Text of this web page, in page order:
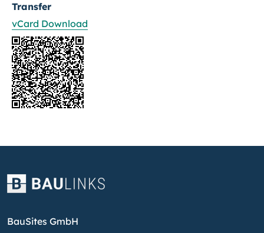
Transfer
vCard Download
BauSites GmbH